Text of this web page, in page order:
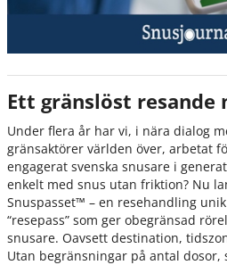
Ett gränslöst resande
Under flera år har vi, i nära dialog
gränsaktörer världen över, arbetat
engagerat svenska snusare i
enkelt med snus utan friktion? Nu
Snuspasset™ – en resehandling
“resepass” som ger obegränsad
snusare. Oavsett destination,
Utan begränsningar på antal dosor,